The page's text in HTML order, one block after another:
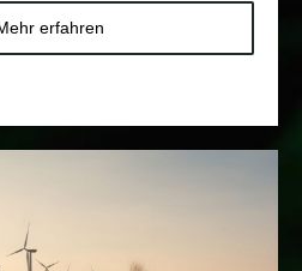
erfahren